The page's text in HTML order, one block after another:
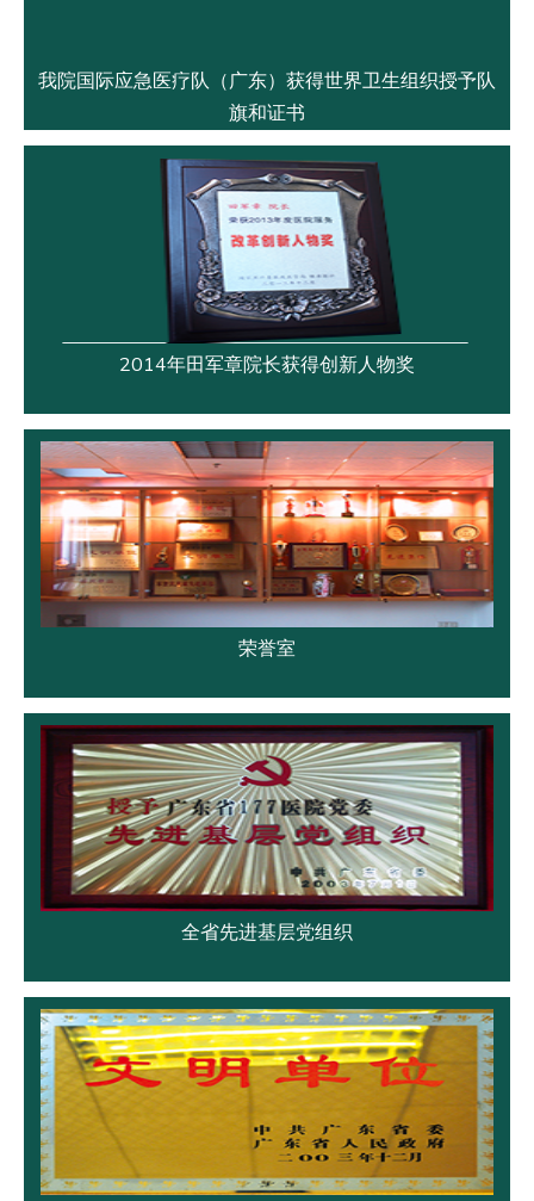
我院国际应急医疗队（广东）获得世界卫生组织授予队
旗和证书
2014年田军章院长获得创新人物奖
荣誉室
全省先进基层党组织